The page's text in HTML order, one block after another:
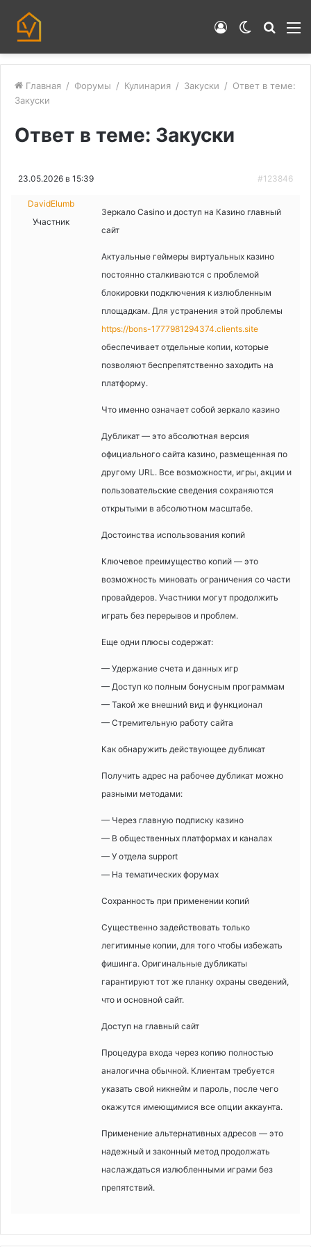
Switch
Войти
Главная / Форумы / Кулинария / Закуски / Ответ в теме:
Закуски
Ответ в теме: Закуски
23.05.2026 в 15:39 #123846
DavidElumb
Участник
Зеркало Casino и доступ на Казино главный
сайт
Актуальные геймеры виртуальных казино
постоянно сталкиваются с проблемой
блокировки подключения к излюбленным
площадкам. Для устранения этой проблемы
https://bons-1777981294374.clients.site
обеспечивает отдельные копии, которые
позволяют беспрепятственно заходить на
платформу.
Что именно означает собой зеркало казино
Дубликат — это абсолютная версия
официального сайта казино, размещенная по
другому URL. Все возможности, игры, акции и
пользовательские сведения сохраняются
открытыми в абсолютном масштабе.
Достоинства использования копий
Ключевое преимущество копий — это
возможность миновать ограничения со части
провайдеров. Участники могут продолжить
играть без перерывов и проблем.
Еще одни плюсы содержат:
— Удержание счета и данных игр
— Доступ ко полным бонусным программам
— Такой же внешний вид и функционал
— Стремительную работу сайта
Как обнаружить действующее дубликат
Получить адрес на рабочее дубликат можно
разными методами:
— Через главную подписку казино
— В общественных платформах и каналах
— У отдела support
— На тематических форумах
Сохранность при применении копий
Существенно задействовать только
легитимные копии, для того чтобы избежать
фишинга. Оригинальные дубликаты
гарантируют тот же планку охраны сведений,
что и основной сайт.
Доступ на главный сайт
Процедура входа через копию полностью
аналогична обычной. Клиентам требуется
указать свой никнейм и пароль, после чего
окажутся имеющимися все опции аккаунта.
Применение альтернативных адресов — это
надежный и законный метод продолжать
наслаждаться излюбленными играми без
препятствий.